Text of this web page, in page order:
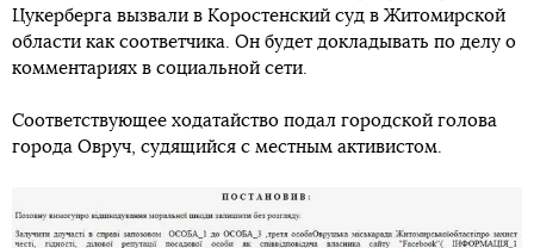
Цукерберга вызвали в Коростенский суд в Житомирской
области как соответчика. Он будет докладывать по делу о
комментариях в социальной сети.
Соответствующее ходатайство подал городской голова
города Овруч, судящийся с местным активистом.